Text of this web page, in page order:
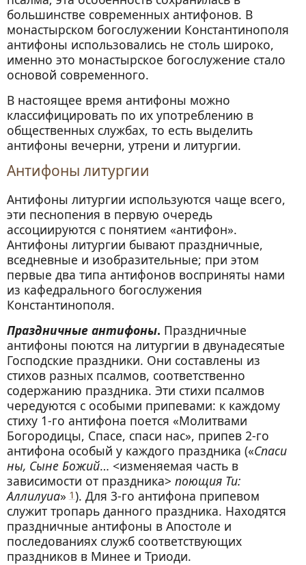
большинстве современных антифонов. В
монастырском богослужении Константинополя
антифоны использовались не столь широко,
именно это монастырское богослужение стало
основой современного.
В настоящее время антифоны можно
классифицировать по их употреблению в
общественных службах, то есть выделить
антифоны вечерни, утрени и литургии.
Антифоны литургии
Антифоны литургии используются чаще всего,
эти песнопения в первую очередь
ассоциируются с понятием «антифон».
Антифоны литургии бывают праздничные,
вседневные и изобразительные; при этом
первые два типа антифонов восприняты нами
из кафедрального богослужения
Константинополя.
Праздничные антифоны. Праздничные
антифоны поются на литургии в двунадесятые
Господские праздники. Они составлены из
стихов разных псалмов, соответственно
содержанию праздника. Эти стихи псалмов
чередуются с особыми припевами: к каждому
стиху 1-го антифона поется «Мо­литвами
Богородицы, Спасе, спаси нас», припев 2-го
антифона особый у каждого праздника («Спаси
ны, Сыне Божий… <изменяемая часть в
зависимости от праздника> поющия Ти:
Аллилуиа» 1). Для 3-го антифона припевом
служит тропарь данного праздника. Находятся
праздничные антифоны в Апостоле и
последованиях служб соответствующих
праздников в Минее и Триоди.